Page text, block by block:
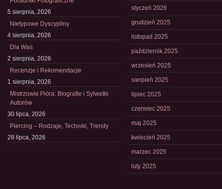
5 sierpnia, 2026
Nietypowe Dyscypliny
4 sierpnia, 2026
Dla Was
2 sierpnia, 2026
Recenzje i Rekomendacje
1 sierpnia, 2026
Mistrzowie Pióra: Biografie i Sylwetki
Autorów
30 lipca, 2026
Piercing – Rodzaje, Techniki, Trendy
28 lipca, 2026
styczeń 2026
grudzień 2025
listopad 2025
październik 2025
wrzesień 2025
sierpień 2025
lipiec 2025
czerwiec 2025
maj 2025
kwiecień 2025
marzec 2025
luty 2025